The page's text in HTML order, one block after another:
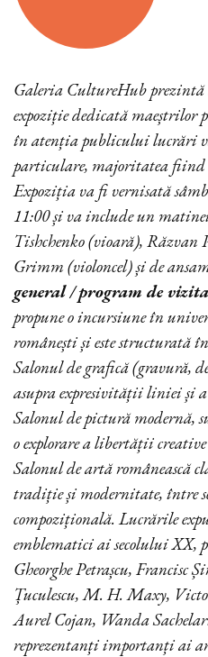
Galeria CultureHub prezintă
expoziție dedicată
în atenția publicului lucrări
particulare, majoritatea fiind
Expoziția va fi vernisată
11:00 și va include un
Tishchenko (vioară), Răzvan
Grimm (violoncel) și de
general / program de
propune o incursiune în
românești și este structurată
Salonul de grafică(gravură,
asupra expresivității liniei și
Salonul de pictură modernă,
o explorare a libertății
Salonul de artă românească
tradiție și modernitate, între
compozițională. Lucrările
emblematici ai secolului XX,
Gheorghe Petrașcu, Francisc
Țuculescu, M. H. Maxy,
Aurel Cojan, Wanda
reprezentanți importanți ai